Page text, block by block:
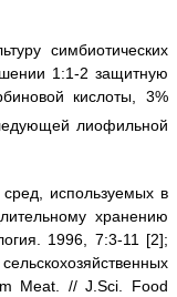
симбиотических
1:1-2 защитную
кислоты, 3%
лиофильной
используемых в
хранению
1996, 7:3-11 [2];
Meat. // J.Sci. Food